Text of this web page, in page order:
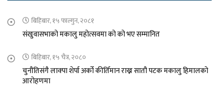
बिहिबार, १५ फाल्गुन, २०८१
संखुवासभाको मकालु महोत्सवमा को को भए सम्मानित
बिहिबार, १५ चैत्र, २०८०
चुनौतिसंगै लाक्पा शेर्पा अर्को कीर्तिमान राख्न सातौ पटक मकालु हिमालको
आरोहणमा